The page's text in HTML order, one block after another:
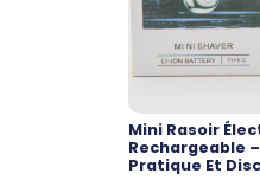
Mini Rasoir
Rechargeable
Pratique Et